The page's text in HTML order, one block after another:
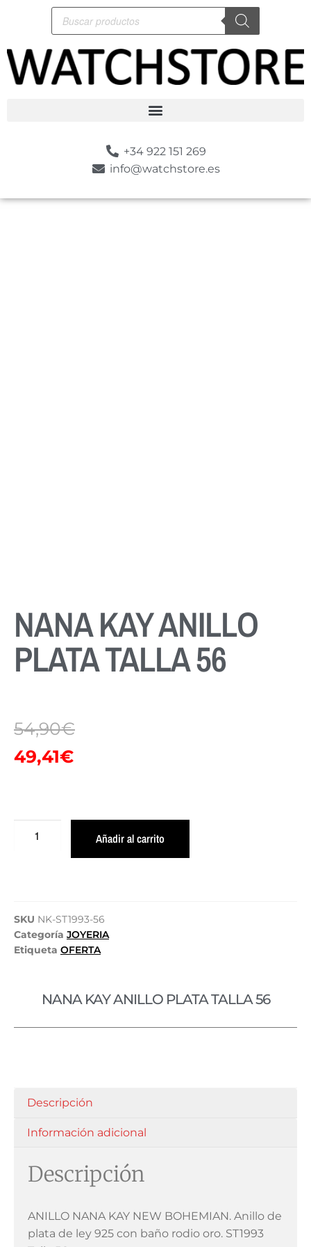
+34 922 151 269
info@watchstore.es
NANA KAY ANILLO
PLATA TALLA 56
54,90€
49,41€
Añadir al carrito
SKU NK-ST1993-56
Categoría JOYERIA
Etiqueta OFERTA
NANA KAY ANILLO PLATA TALLA 56
Descripción
Información adicional
Descripción
ANILLO NANA KAY NEW BOHEMIAN. Anillo de
plata de ley 925 con baño rodio oro. ST1993